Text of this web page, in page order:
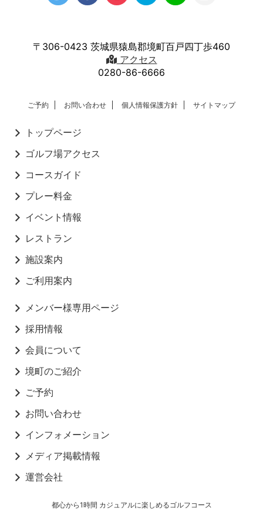
〒306-0423 茨城県猿島郡境町百戸四丁歩460
アクセス
0280-86-6666
ご予約 お問い合わせ 個人情報保護方針 サイトマップ
トップページ
ゴルフ場アクセス
コースガイド
プレー料金
イベント情報
レストラン
施設案内
ご利用案内
メンバー様専用ページ
採用情報
会員について
境町のご紹介
ご予約
お問い合わせ
インフォメーション
メディア掲載情報
運営会社
都心から1時間 カジュアルに楽しめるゴルフコース